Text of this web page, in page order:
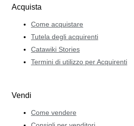
Acquista
Come acquistare
Tutela degli acquirenti
Catawiki Stories
Termini di utilizzo per Acquirenti
Vendi
Come vendere